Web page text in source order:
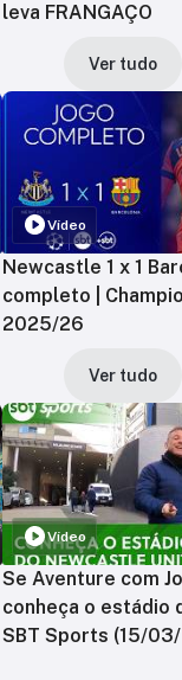
leva FRANGAÇO
Ver tudo
Vídeo
Newcastle 1 x 1
completo |
2025/26
Ver tudo
Vídeo
Se Aventure com
conheça o estádio
SBT Sports (15/